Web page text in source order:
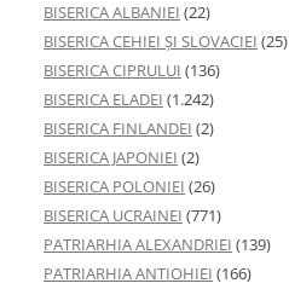
BISERICA ALBANIEI (22)
BISERICA CEHIEI ŞI SLOVACIEI (25)
BISERICA CIPRULUI (136)
BISERICA ELADEI (1.242)
BISERICA FINLANDEI (2)
BISERICA JAPONIEI (2)
BISERICA POLONIEI (26)
BISERICA UCRAINEI (771)
PATRIARHIA ALEXANDRIEI (139)
PATRIARHIA ANTIOHIEI (166)